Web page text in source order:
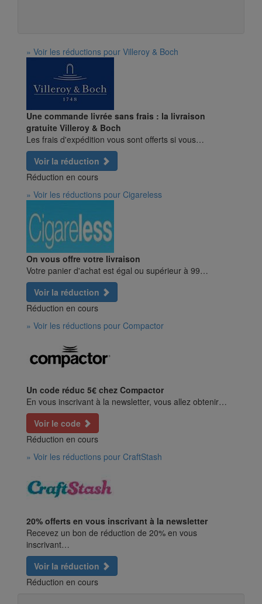
» Voir les réductions pour Villeroy & Boch
Une commande livrée sans frais : la livraison
gratuite Villeroy & Boch
Les frais d'expédition vous sont offerts si vous…
Voir la réduction
Réduction en cours
» Voir les réductions pour Cigareless
On vous offre votre livraison
Votre panier d'achat est égal ou supérieur à 99…
Voir la réduction
Réduction en cours
» Voir les réductions pour Compactor
Un code réduc 5€ chez Compactor
En vous inscrivant à la newsletter, vous allez obtenir…
Voir le code
Réduction en cours
» Voir les réductions pour CraftStash
20% offerts en vous inscrivant à la newsletter
Recevez un bon de réduction de 20% en vous
inscrivant…
Voir la réduction
Réduction en cours